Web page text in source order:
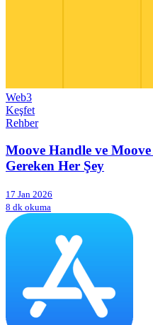
Web3
Keşfet
Rehber
Moove Handle ve
Gereken Her Şey
17 Jan 2026
8 dk okuma